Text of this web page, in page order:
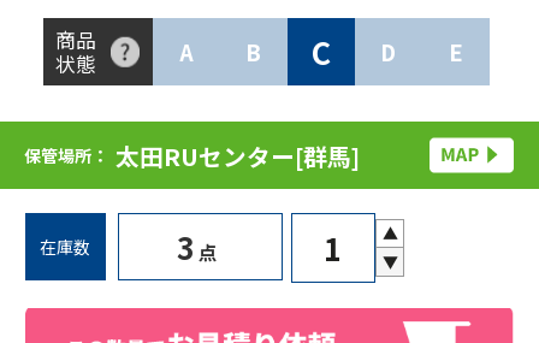
商品
状態
A B C D E
保管場所： 太田RUセンター[群馬]
在庫数 3 点
▲
▼